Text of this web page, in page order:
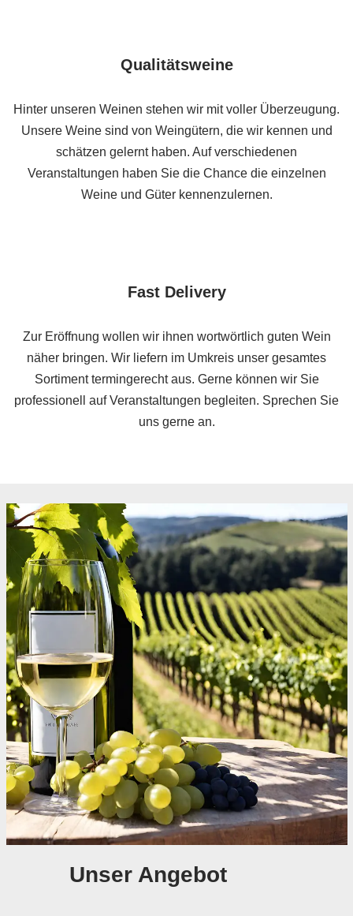
Qualitätsweine
Hinter unseren Weinen stehen wir mit voller Überzeugung.
Unsere Weine sind von Weingütern, die wir kennen und
schätzen gelernt haben. Auf verschiedenen
Veranstaltungen haben Sie die Chance die einzelnen
Weine und Güter kennenzulernen.
Fast Delivery
Zur Eröffnung wollen wir ihnen wortwörtlich guten Wein
näher bringen. Wir liefern im Umkreis unser gesamtes
Sortiment termingerecht aus. Gerne können wir Sie
professionell auf Veranstaltungen begleiten. Sprechen Sie
uns gerne an.
Unser Angebot